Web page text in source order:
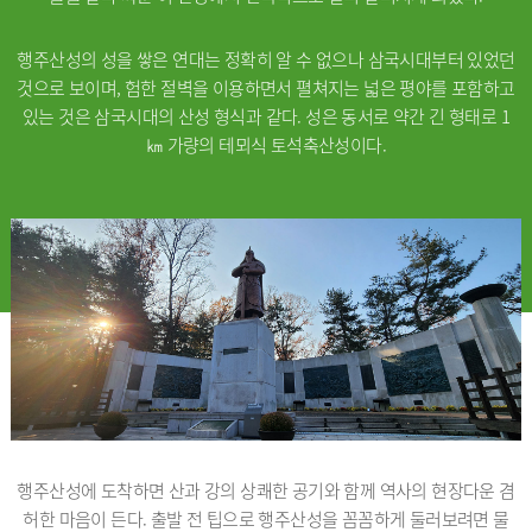
행주산성의 성을 쌓은 연대는 정확히 알 수 없으나 삼국시대부터 있었던
것으로 보이며, 험한 절벽을 이용하면서 펼쳐지는 넓은 평야를 포함하고
있는 것은 삼국시대의 산성 형식과 같다. 성은 동서로 약간 긴 형태로 1
㎞ 가량의 테뫼식 토석축산성이다.
행주산성에 도착하면 산과 강의 상쾌한 공기와 함께 역사의 현장다운 겸
허한 마음이 든다. 출발 전 팁으로 행주산성을 꼼꼼하게 둘러보려면 물